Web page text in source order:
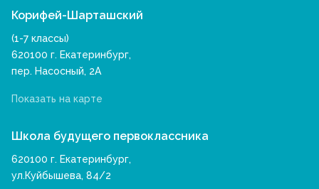
Корифей-Шарташский
(1-7 классы)
620100 г. Екатеринбург,
пер. Насосный, 2А
Показать на карте
Школа будущего первоклассника
620100 г. Екатеринбург,
ул.Куйбышева, 84/2